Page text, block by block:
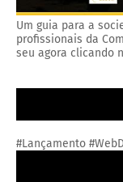
Um guia para a
profissionais da
seu agora clicando
#Lançamento